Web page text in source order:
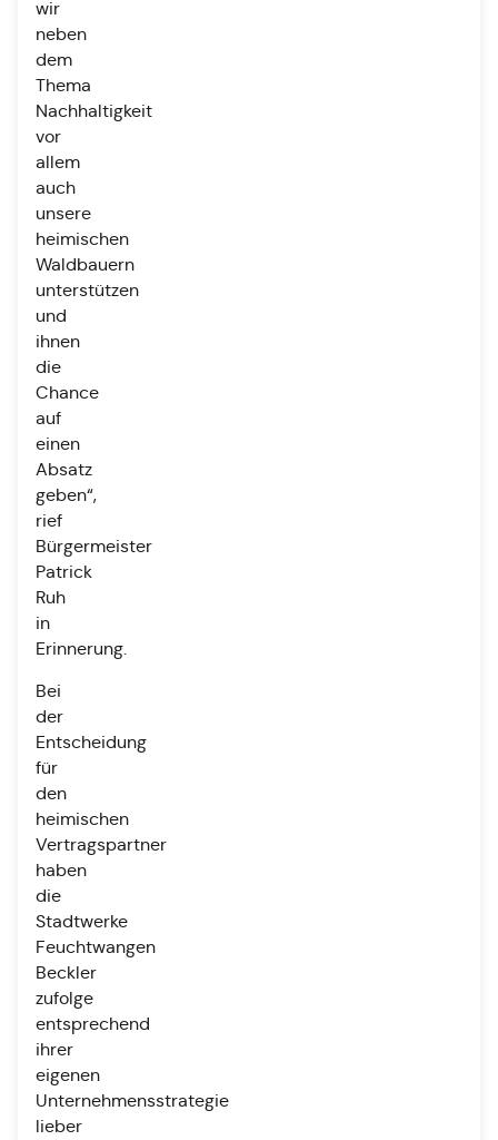
wir
neben
dem
Thema
Nachhaltigkeit
vor
allem
auch
unsere
heimischen
Waldbauern
unterstützen
und
ihnen
die
Chance
auf
einen
Absatz
geben“,
rief
Bürgermeister
Patrick
Ruh
in
Erinnerung.
Bei
der
Entscheidung
für
den
heimischen
Vertragspartner
haben
die
Stadtwerke
Feuchtwangen
Beckler
zufolge
entsprechend
ihrer
eigenen
Unternehmensstrategie
lieber